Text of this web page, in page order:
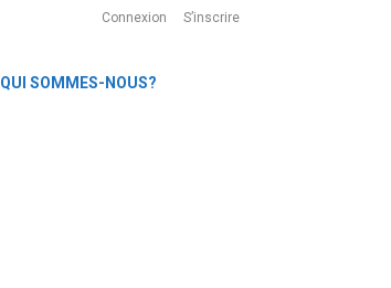
Connexion S’inscrire
QUI SOMMES-NOUS?